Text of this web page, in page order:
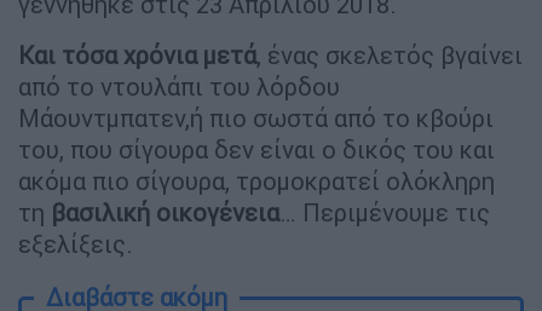
Και τόσα χρόνια μετά, ένας σκελετός βγαίνει
από το ντουλάπι του λόρδου
Μάουντμπατεν,ή πιο σωστά από το κβούρι
του, που σίγουρα δεν είναι ο δικός του και
ακόμα πιο σίγουρα, τρομοκρατεί ολόκληρη
τη βασιλική οικογένεια… Περιμένουμε τις
εξελίξεις.
Διαβάστε ακόμη